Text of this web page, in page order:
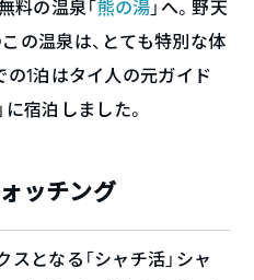
料の温泉「熊の湯」へ。野天
の温泉は、とても特別な体
の1泊はタイ人の元ガイド
に宿泊しました。
ッチング
となる「シャチ活」シャ